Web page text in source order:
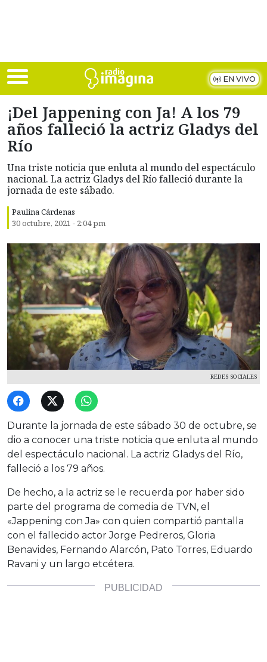
EN VIVO
¡Del Jappening con Ja! A los 79
años falleció la actriz Gladys del
Río
Una triste noticia que enluta al mundo del espectáculo
nacional. La actriz Gladys del Río falleció durante la
jornada de este sábado.
Paulina Cárdenas
30 octubre, 2021 - 2:04 pm
REDES SOCIALES
Durante la jornada de este sábado 30 de octubre, se
dio a conocer una triste noticia que enluta al mundo
del espectáculo nacional. La actriz Gladys del Río,
falleció a los 79 años.
De hecho, a la actriz se le recuerda por haber sido
parte del programa de comedia de TVN, el
«Jappening con Ja» con quien compartió pantalla
con el fallecido actor Jorge Pedreros, Gloria
Benavides, Fernando Alarcón, Pato Torres, Eduardo
Ravani y un largo etcétera.